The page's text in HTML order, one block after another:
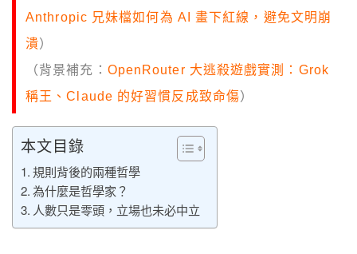
Anthropic 兄妹檔如何為 AI 畫下紅線，避免文明崩
潰）
（背景補充： OpenRouter 大逃殺遊戲實測：Grok
稱王、Claude 的好習慣反成致命傷）
本文目錄
規則背後的兩種哲學
為什麼是哲學家？
人數只是零頭，立場也未必中立